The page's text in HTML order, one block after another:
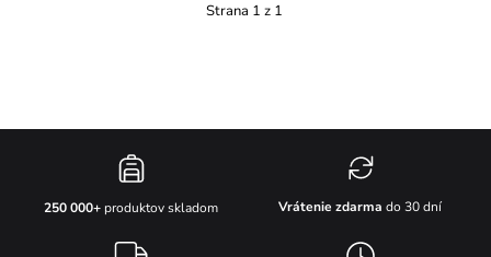
Strana 1 z 1
250 000+ produktov skladom Vrátenie zdarma do 30 dní